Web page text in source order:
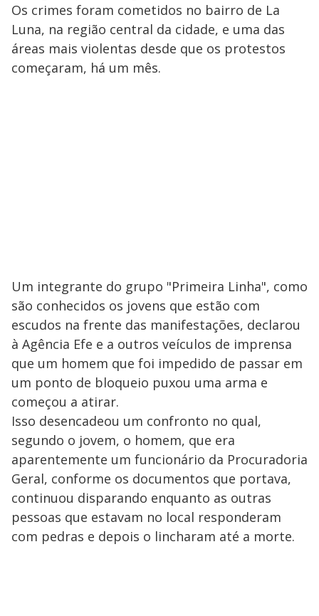
Os crimes foram cometidos no bairro de La
Luna, na região central da cidade, e uma das
áreas mais violentas desde que os protestos
começaram, há um mês.
Um integrante do grupo "Primeira Linha", como
são conhecidos os jovens que estão com
escudos na frente das manifestações, declarou
à Agência Efe e a outros veículos de imprensa
que um homem que foi impedido de passar em
um ponto de bloqueio puxou uma arma e
começou a atirar.
Isso desencadeou um confronto no qual,
segundo o jovem, o homem, que era
aparentemente um funcionário da Procuradoria
Geral, conforme os documentos que portava,
continuou disparando enquanto as outras
pessoas que estavam no local responderam
com pedras e depois o lincharam até a morte.